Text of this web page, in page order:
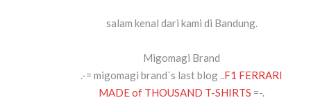
salam kenal dari kami di Bandung.
Migomagi Brand
.-= migomagi brand´s last blog ..F1 FERRARI
MADE of THOUSAND T-SHIRTS =-.